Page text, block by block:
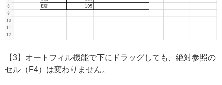
【3】オートフィル機能で下にドラッグしても、絶対参照の
セル（F4）は変わりません。